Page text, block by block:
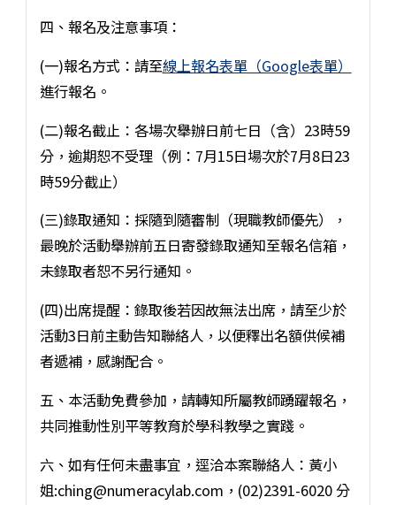
四、報名及注意事項：
(一)報名方式：請至線上報名表單（Google表單）
進行報名。
(二)報名截止：各場次舉辦日前七日（含）23時59
分，逾期恕不受理（例：7月15日場次於7月8日23
時59分截止）
(三)錄取通知：採隨到隨審制（現職教師優先），
最晚於活動舉辦前五日寄發錄取通知至報名信箱，
未錄取者恕不另行通知。
(四)出席提醒：錄取後若因故無法出席，請至少於
活動3日前主動告知聯絡人，以便釋出名額供候補
者遞補，感謝配合。
五、本活動免費參加，請轉知所屬教師踴躍報名，
共同推動性別平等教育於學科教學之實踐。
六、如有任何未盡事宜，逕洽本案聯絡人：黃小
姐:ching@numeracylab.com，(02)2391-6020 分